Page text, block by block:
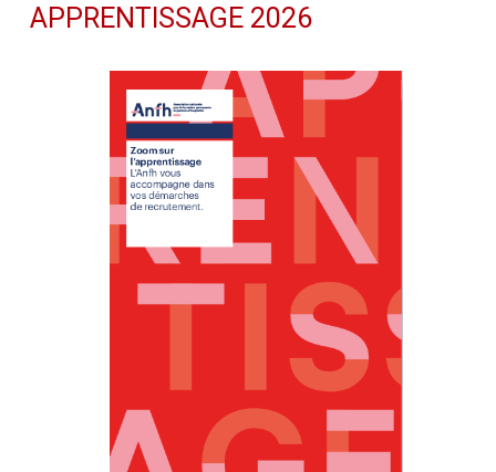
APPRENTISSAGE 2026